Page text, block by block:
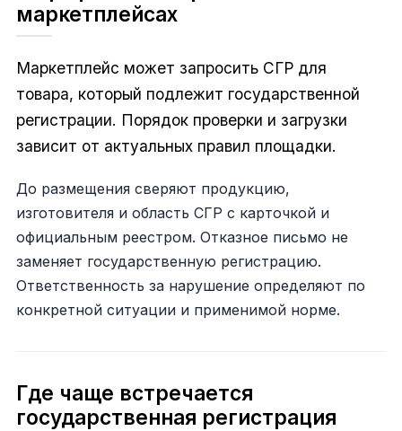
маркетплейсах
Маркетплейс может запросить СГР для
товара, который подлежит государственной
регистрации. Порядок проверки и загрузки
зависит от актуальных правил площадки.
До размещения сверяют продукцию,
изготовителя и область СГР с карточкой и
официальным реестром. Отказное письмо не
заменяет государственную регистрацию.
Ответственность за нарушение определяют по
конкретной ситуации и применимой норме.
Где чаще встречается
государственная регистрация